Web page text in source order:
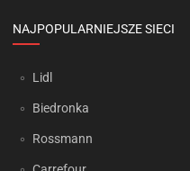
NAJPOPULARNIEJSZE SIECI
Lidl
Biedronka
Rossmann